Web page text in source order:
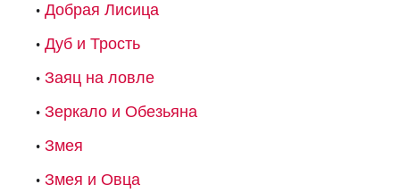
Добрая Лисица
Дуб и Трость
Заяц на ловле
Зеркало и Обезьяна
Змея
Змея и Овца